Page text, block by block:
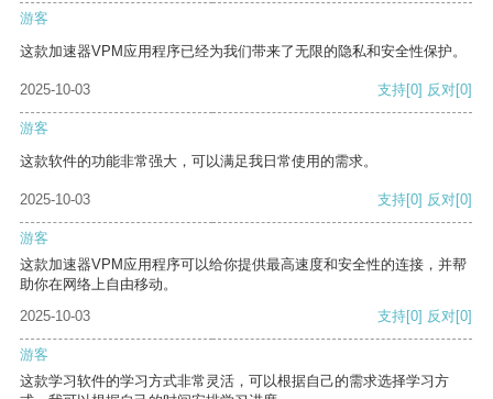
游客
这款加速器VPM应用程序已经为我们带来了无限的隐私和安全性保护。
2025-10-03 支持[0] 反对[0]
游客
这款软件的功能非常强大，可以满足我日常使用的需求。
2025-10-03 支持[0] 反对[0]
游客
这款加速器VPM应用程序可以给你提供最高速度和安全性的连接，并帮
助你在网络上自由移动。
2025-10-03
支持[0] 反对[0]
游客
这款学习软件的学习方式非常灵活，可以根据自己的需求选择学习方